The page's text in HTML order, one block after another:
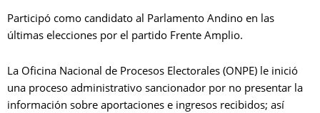
Participó como candidato al Parlamento Andino en las
últimas elecciones por el partido Frente Amplio.
La Oficina Nacional de Procesos Electorales (ONPE) le inició
una proceso administrativo sancionador por no presentar la
información sobre aportaciones e ingresos recibidos; así